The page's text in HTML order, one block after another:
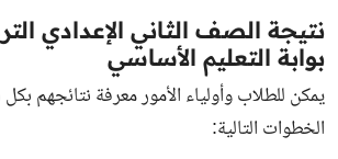
بوابة التعليم الأساسي
يمكن للطلاب وأولياء الأمور معرفة نتائجهم
الخطوات التالية: